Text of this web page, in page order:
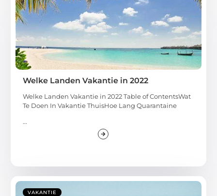
Welke Landen Vakantie in 2022
Welke Landen Vakantie in 2022 Table of ContentsWat
Te Doen In Vakantie ThuisHoe Lang Quarantaine
...
VAKANTIE